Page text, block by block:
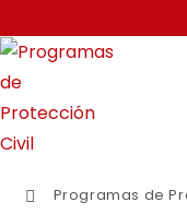
Programas de